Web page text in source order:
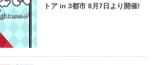
トア in 3都市 8月7日より開催!